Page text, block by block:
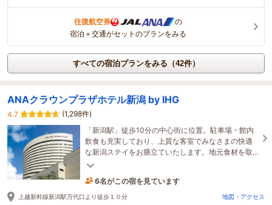
往復航空券
の
宿泊＋交通がセットのプランをみる
すべての宿泊プランをみる（42件）
ANAクラウンプラザホテル新潟 by IHG
4.7
(1,298件)
「新潟駅」徒歩10分の中心街に位置。駐車場・館内
飲食も充実しており、上質な客室でみなさまの快適
な新潟ステイをお膳立ていたします。地元食材を取
り入れた自慢の朝食でフレッシュな朝をお過ごしく
6名がこの宿を見ています
2時間前に予約されました
上越新幹線新潟駅万代口より徒歩１０分 地図・アクセス